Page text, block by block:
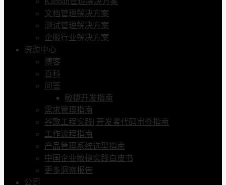
文档管理解决方案
测试管理解决方案
企服行业解决方案
资源中心
博客
百科
问答
敏捷开发指南
需求管理指南
谷歌工程实践| 开发者代码审查指南
工作流程指南
产品管理系统选型指南
中国企业敏捷实践白皮书
更多洞察报告
公司